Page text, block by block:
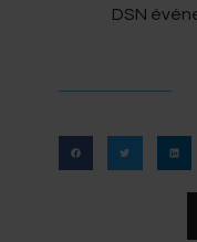
DSN